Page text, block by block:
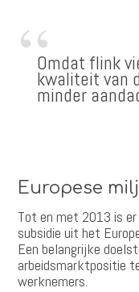
Omdat flink
kwaliteit van
minder
Europese
Tot en met 2013 is
subsidie uit het
Een belangrijke
arbeidsmarktpositie
werknemers.